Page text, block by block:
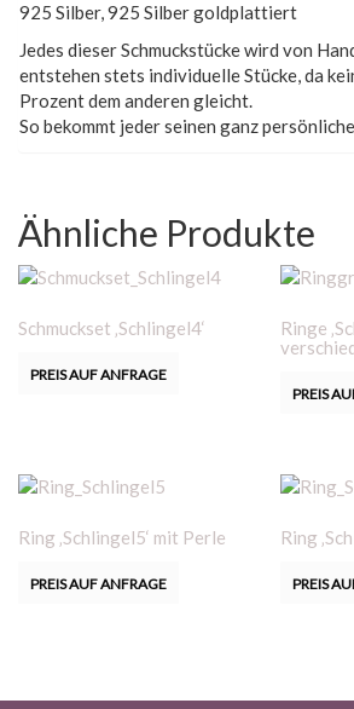
925 Silber, 925 Silber goldplattiert
Jedes dieser Schmuckstücke wird von
entstehen stets individuelle Stücke, da
Prozent dem anderen gleicht.
So bekommt jeder seinen ganz
Ähnliche Produkte
Schmuckset ‚Schlingel4‘
PREIS AUF ANFRAGE
Ringe
PREIS
Ring ‚Schlingel5‘ mit Perle
PREIS AUF ANFRAGE
Ring
PREIS